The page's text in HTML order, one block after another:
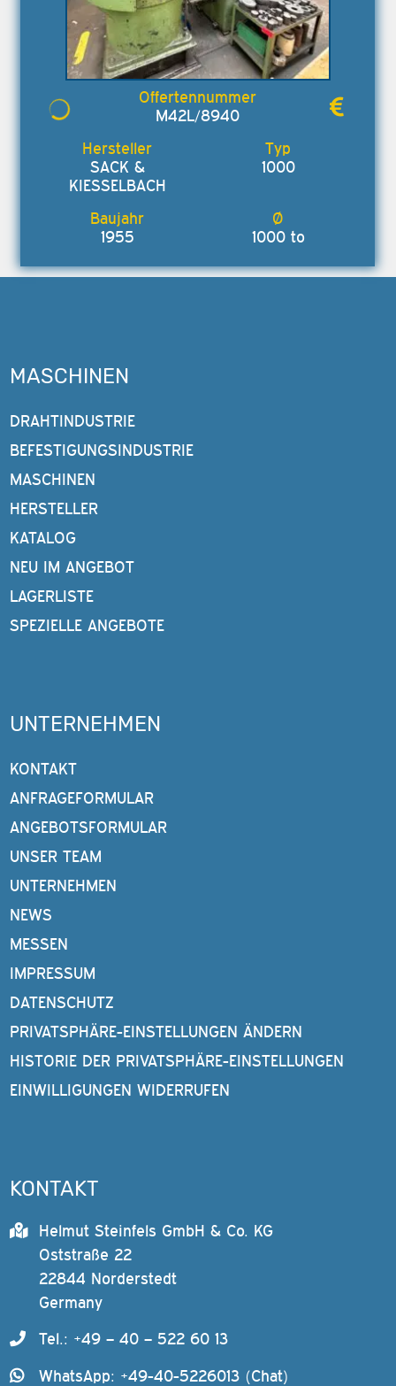
M42L/8940
SACK &
KIESSELBACH
1000
1955 1000 to
MASCHINEN
DRAHTINDUSTRIE
BEFESTIGUNGSINDUSTRIE
MASCHINEN
HERSTELLER
KATALOG
NEU IM ANGEBOT
LAGERLISTE
SPEZIELLE ANGEBOTE
UNTERNEHMEN
KONTAKT
ANFRAGEFORMULAR
ANGEBOTSFORMULAR
UNSER TEAM
UNTERNEHMEN
NEWS
MESSEN
IMPRESSUM
DATENSCHUTZ
PRIVATSPHÄRE-EINSTELLUNGEN ÄNDERN
HISTORIE DER PRIVATSPHÄRE-EINSTELLUNGEN
EINWILLIGUNGEN WIDERRUFEN
KONTAKT
Helmut Steinfels GmbH & Co. KG
Oststraße 22
22844 Norderstedt
Germany
Tel.: +49 – 40 – 522 60 13
WhatsApp: +49-40-5226013 (Chat)